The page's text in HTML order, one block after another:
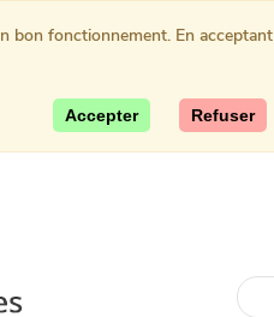
fonctionnement. En
Accepter Refuser